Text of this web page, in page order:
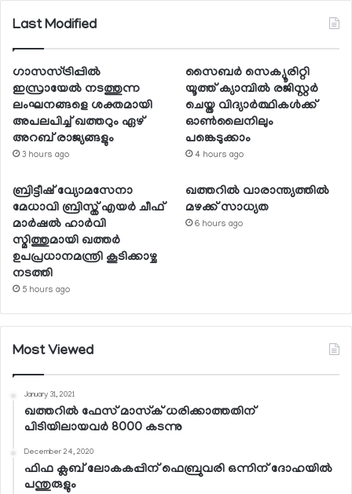
Last Modified
ഗാസസ്ട്രിപ്പില്‍
ഇസ്രായേല്‍ നടത്തുന്ന
ലംഘനങ്ങളെ ശക്തമായി
അപലപിച്ച് ഖത്തറും ഏഴ്
അറബ് രാജ്യങ്ങളും
3 hours ago
സൈബര്‍ സെക്യൂരിറ്റി
യൂത്ത് ക്യാമ്പില്‍ രജിസ്റ്റര്‍
ചെയ്ത വിദ്യാര്‍ത്ഥികള്‍ക്ക്
ഓണ്‍ലൈനിലും
പങ്കെടുക്കാം
4 hours ago
ബ്രിട്ടീഷ് വ്യോമസേനാ
മേധാവി ബ്രിസ്ത് എയര്‍ ചീഫ്
മാര്‍ഷല്‍ ഹാര്‍വി
സ്മിത്തുമായി ഖത്തര്‍
ഉപപ്രധാനമന്ത്രി കൂടിക്കാഴ്ച
നടത്തി
5 hours ago
ഖത്തറില്‍ വാരാന്ത്യത്തില്‍
മഴക്ക് സാധ്യത
6 hours ago
Most Viewed
January 31, 2021
ഖത്തറില്‍ ഫേസ് മാസ്‌ക് ധരിക്കാത്തതിന്
പിടിയിലായവര്‍ 8000 കടന്നു
December 24, 2020
ഫിഫ ക്ലബ് ലോകകപ്പിന് ഫെബ്രുവരി ഒന്നിന് ദോഹയില്‍
പന്തുരുളും